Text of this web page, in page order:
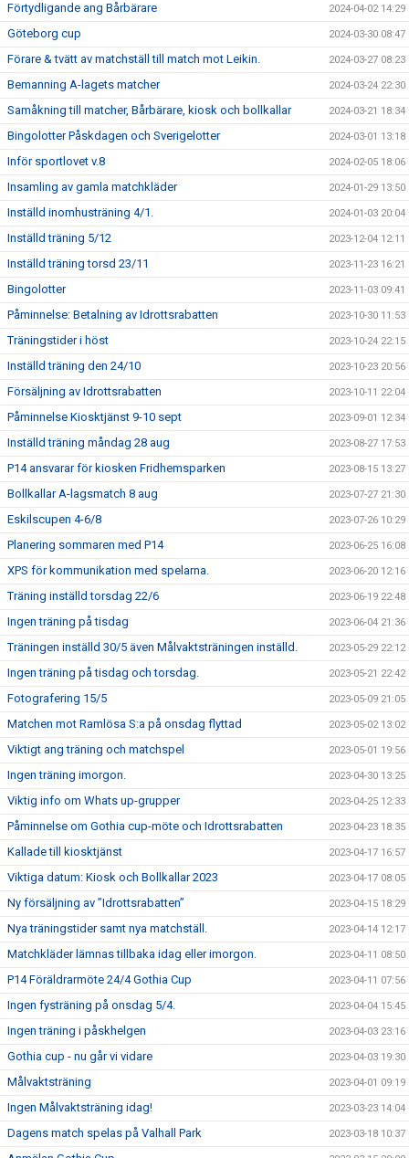
Förtydligande ang Bårbärare 2024-04-02 14:29
Göteborg cup 2024-03-30 08:47
Förare & tvätt av matchställ till match mot Leikin. 2024-03-27 08:23
Bemanning A-lagets matcher 2024-03-24 22:30
Samåkning till matcher, Bårbärare, kiosk och bollkallar 2024-03-21 18:34
Bingolotter Påskdagen och Sverigelotter 2024-03-01 13:18
Inför sportlovet v.8 2024-02-05 18:06
Insamling av gamla matchkläder 2024-01-29 13:50
Inställd inomhusträning 4/1. 2024-01-03 20:04
Inställd träning 5/12 2023-12-04 12:11
Inställd träning torsd 23/11 2023-11-23 16:21
Bingolotter 2023-11-03 09:41
Påminnelse: Betalning av Idrottsrabatten 2023-10-30 11:53
Träningstider i höst 2023-10-24 22:15
Inställd träning den 24/10 2023-10-23 20:56
Försäljning av Idrottsrabatten 2023-10-11 22:04
Påminnelse Kiosktjänst 9-10 sept 2023-09-01 12:34
Inställd träning måndag 28 aug 2023-08-27 17:53
P14 ansvarar för kiosken Fridhemsparken 2023-08-15 13:27
Bollkallar A-lagsmatch 8 aug 2023-07-27 21:30
Eskilscupen 4-6/8 2023-07-26 10:29
Planering sommaren med P14 2023-06-25 16:08
XPS för kommunikation med spelarna. 2023-06-20 12:16
Träning inställd torsdag 22/6 2023-06-19 22:48
Ingen träning på tisdag 2023-06-04 21:36
Träningen inställd 30/5 även Målvaktsträningen inställd. 2023-05-29 22:12
Ingen träning på tisdag och torsdag. 2023-05-21 22:42
Fotografering 15/5 2023-05-09 21:05
Matchen mot Ramlösa S:a på onsdag flyttad 2023-05-02 13:02
Viktigt ang träning och matchspel 2023-05-01 19:56
Ingen träning imorgon. 2023-04-30 13:25
Viktig info om Whats up-grupper 2023-04-25 12:33
Påminnelse om Gothia cup-möte och Idrottsrabatten 2023-04-23 18:35
Kallade till kiosktjänst 2023-04-17 16:57
Viktiga datum: Kiosk och Bollkallar 2023 2023-04-17 08:05
Ny försäljning av ”Idrottsrabatten” 2023-04-15 18:29
Nya träningstider samt nya matchställ. 2023-04-14 12:17
Matchkläder lämnas tillbaka idag eller imorgon. 2023-04-11 08:50
P14 Föräldrarmöte 24/4 Gothia Cup 2023-04-11 07:56
Ingen fysträning på onsdag 5/4. 2023-04-04 15:45
Ingen träning i påskhelgen 2023-04-03 23:16
Gothia cup - nu går vi vidare 2023-04-03 19:30
Målvaktsträning 2023-04-01 09:19
Ingen Målvaktsträning idag! 2023-03-23 14:04
Dagens match spelas på Valhall Park 2023-03-18 10:37